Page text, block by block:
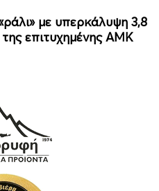
με υπερκάλυψη 3,8
επιτυχημένης ΑΜΚ